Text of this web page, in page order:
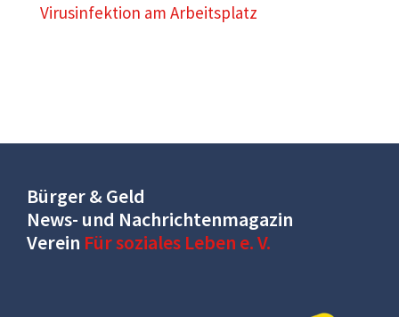
Virusinfektion am Arbeitsplatz
Bürger & Geld
News- und Nachrichtenmagazin
Verein Für soziales Leben e. V.